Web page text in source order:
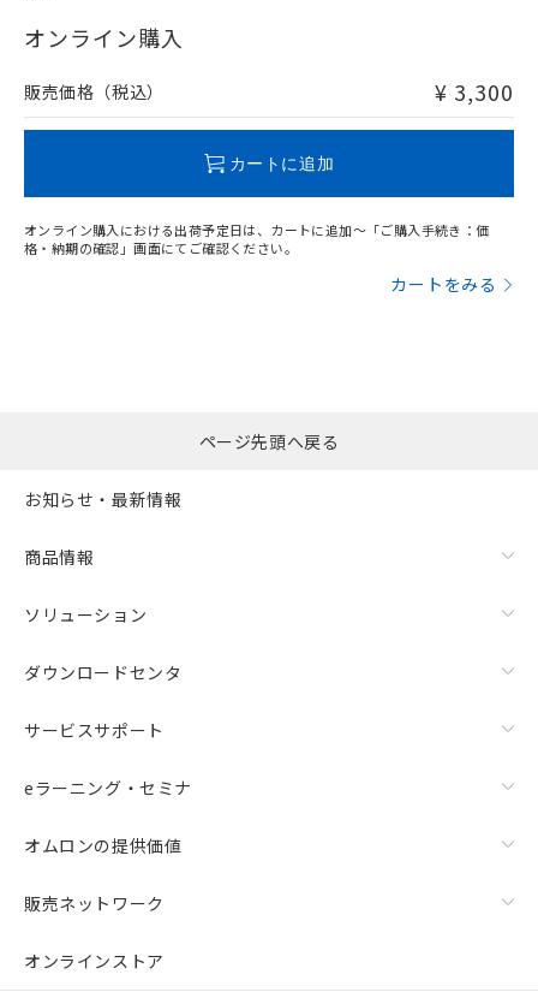
在庫等で未対応品が混在する可能性があります。
問い合わせください。
オンライン購入
販売価格（税込） ¥ 3,300
カートに追加
オンライン購入における出荷予定日は、カートに追加～「ご購入手続き：価
格・納期の確認」画面にてご確認ください。
カートをみる
ページ先頭へ戻る
お知らせ・最新情報
商品情報
ソリューション
ダウンロードセンタ
サービスサポート
eラーニング・セミナ
オムロンの提供価値
販売ネットワーク
オンラインストア